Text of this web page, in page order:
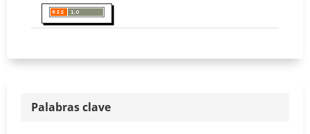
Palabras clave